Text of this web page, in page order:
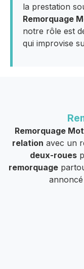
la prestation
Remorquage
notre rôle est
qui improvise
Remorquage
relation avec un
deux-roues
remorquage